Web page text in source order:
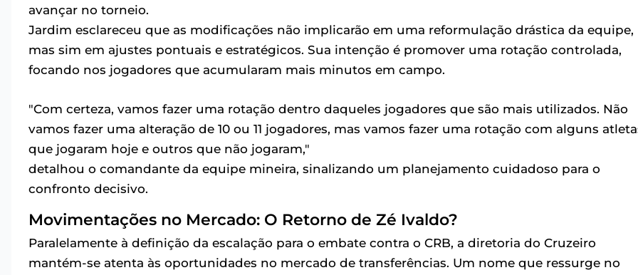
avançar no torneio.
Jardim esclareceu que as modificações não implicarão em uma reformulação drástica da equipe,
mas sim em ajustes pontuais e estratégicos. Sua intenção é promover uma rotação controlada,
focando nos jogadores que acumularam mais minutos em campo.
"Com certeza, vamos fazer uma rotação dentro daqueles jogadores que são mais utilizados. Não
vamos fazer uma alteração de 10 ou 11 jogadores, mas vamos fazer uma rotação com alguns
que jogaram hoje e outros que não jogaram,"
detalhou o comandante da equipe mineira, sinalizando um planejamento cuidadoso para o
confronto decisivo.
Movimentações no Mercado: O Retorno de Zé Ivaldo?
Paralelamente à definição da escalação para o embate contra o CRB, a diretoria do Cruzeiro
mantém-se atenta às oportunidades no mercado de transferências. Um nome que ressurge no